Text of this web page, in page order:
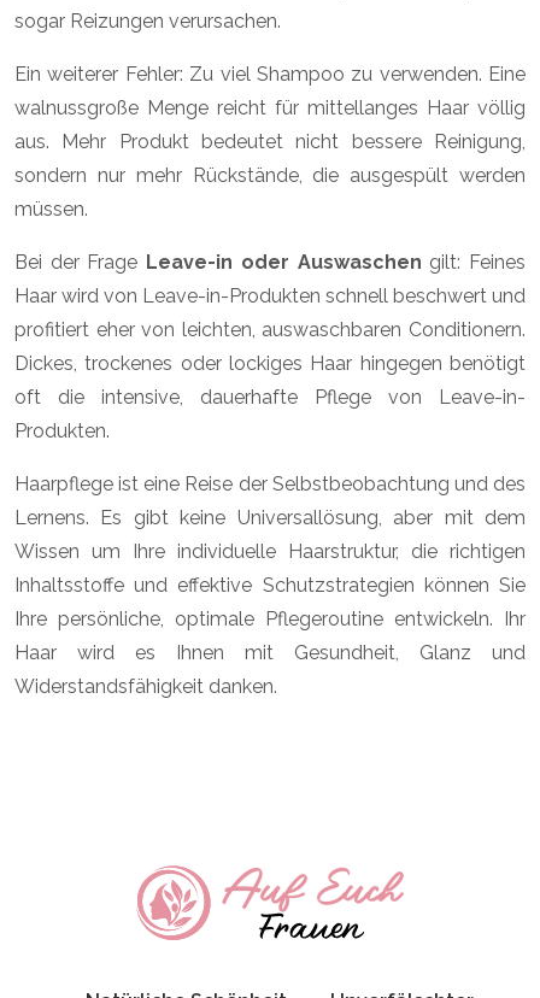
sogar Reizungen verursachen.
Ein weiterer Fehler: Zu viel Shampoo zu verwenden. Eine
walnussgroße Menge reicht für mittellanges Haar völlig
aus. Mehr Produkt bedeutet nicht bessere Reinigung,
sondern nur mehr Rückstände, die ausgespült werden
müssen.
Bei der Frage Leave-in oder Auswaschen gilt: Feines
Haar wird von Leave-in-Produkten schnell beschwert und
profitiert eher von leichten, auswaschbaren Conditionern.
Dickes, trockenes oder lockiges Haar hingegen benötigt
oft die intensive, dauerhafte Pflege von Leave-in-
Produkten.
Haarpflege ist eine Reise der Selbstbeobachtung und des
Lernens. Es gibt keine Universallösung, aber mit dem
Wissen um Ihre individuelle Haarstruktur, die richtigen
Inhaltsstoffe und effektive Schutzstrategien können Sie
Ihre persönliche, optimale Pflegeroutine entwickeln. Ihr
Haar wird es Ihnen mit Gesundheit, Glanz und
Widerstandsfähigkeit danken.